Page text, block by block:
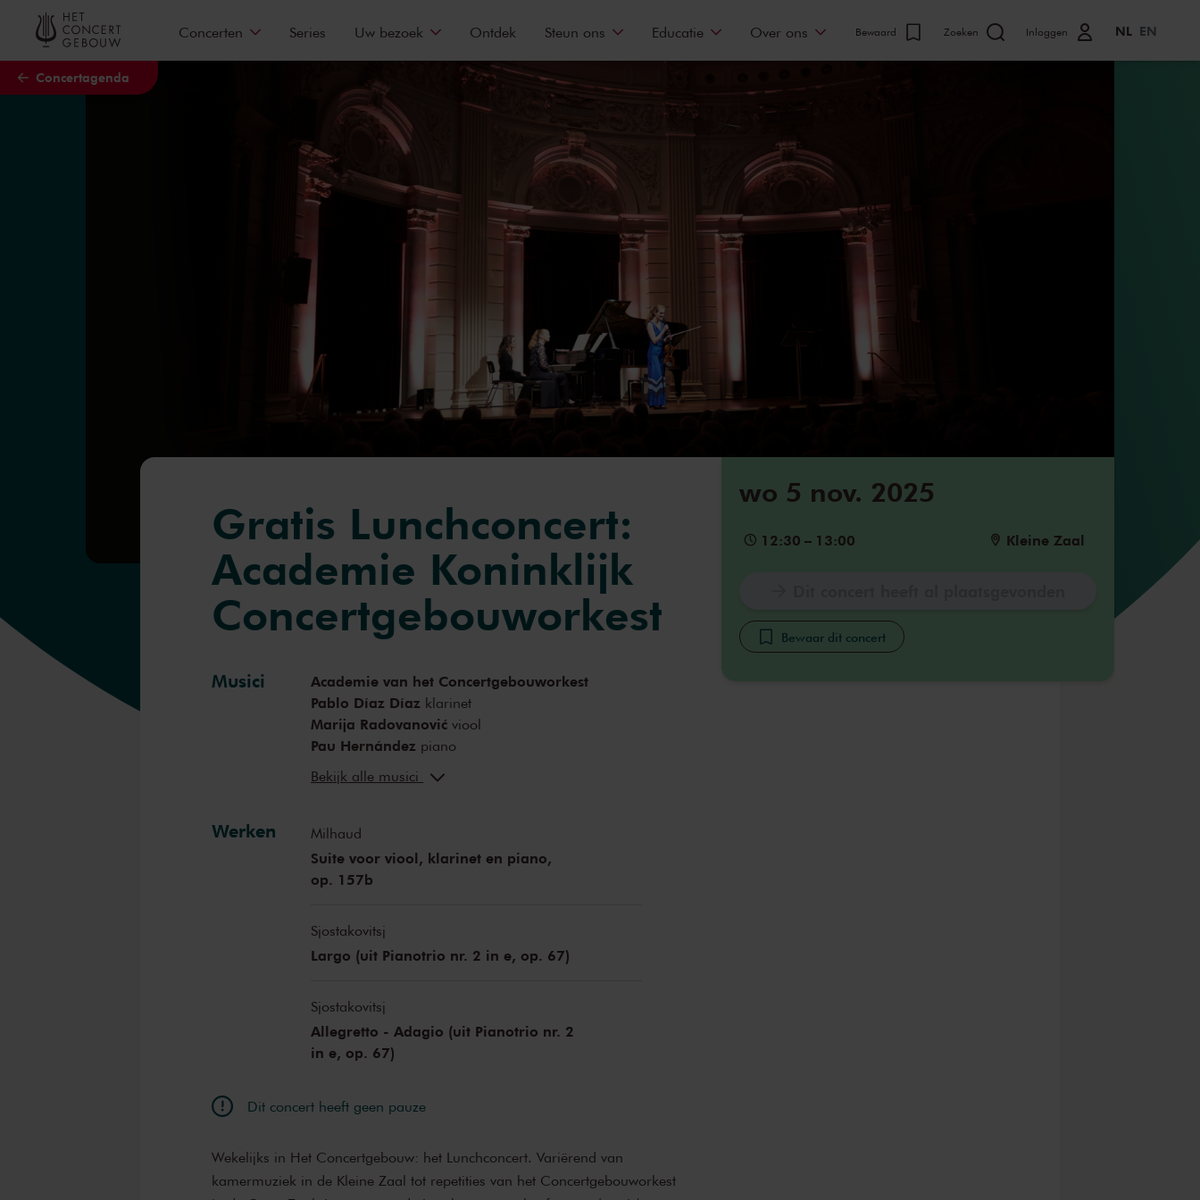
Naar hoofdcontent
Concertagenda
Concerten Series Uw bezoek Ontdek Steun ons Educatie Over ons Bewaard Zoeken Inloggen NL EN
wo 5 nov. 2025
12:30 – 13:00 Kleine Zaal
Bewaar dit concert
Gratis Lunchconcert:
Academie Koninklijk
Concertgebouworkest
Musici
Academie van het Concertgebouworkest
Pablo Díaz Díaz klarinet
Marija Radovanović viool
Pau Hernández piano
Pauli Paananen
Leonardo Petracci
Bekijk alle musici
Werken Milhaud
Suite voor viool, klarinet en piano,
op. 157b
Sjostakovitsj
Largo (uit Pianotrio nr. 2 in e, op. 67)
Sjostakovitsj
Allegretto - Adagio (uit Pianotrio nr. 2
in e, op. 67)
Dit concert heeft geen pauze
Wekelijks in Het Concertgebouw: het Lunchconcert. Variërend van
kamermuziek in de Kleine Zaal tot repetities van het Concertgebouworkest